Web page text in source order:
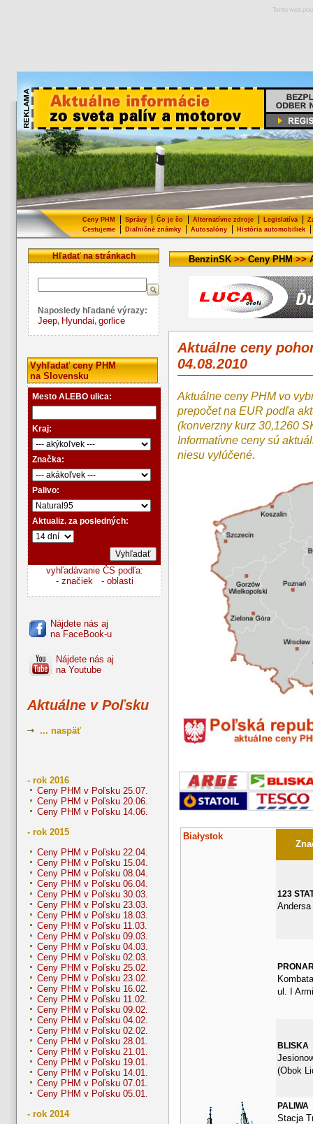
Tento web
Ceny PHM Správy Čo je čo Alternatívne zdroje Legislatíva
Cestujeme| Diaľničné známky| Autosalóny| História automobiliek|
Hľadať na stránkach
Naposledy hľadané výrazy:
Jeep, Hyundai, gorlice
Vyhľadať ceny PHM
na Slovensku
Mesto ALEBO ulica:
Kraj:
Značka:
Palivo:
Aktualiz. za posledných:
vyhľadávanie ČS podľa:
- značiek
- oblasti
Nájdete nás aj
na FaceBook-u
Nájdete nás aj
na Youtube
Aktuálne v Poľsku
... naspäť
- rok 2016
Ceny PHM v Poľsku 25.07.
Ceny PHM v Poľsku 20.06.
Ceny PHM v Poľsku 14.06.
- rok 2015
Ceny PHM v Poľsku 22.04.
Ceny PHM v Poľsku 15.04.
Ceny PHM v Poľsku 08.04.
Ceny PHM v Poľsku 06.04.
Ceny PHM v Poľsku 30.03.
Ceny PHM v Poľsku 23.03.
Ceny PHM v Poľsku 18.03.
Ceny PHM v Poľsku 11.03.
Ceny PHM v Poľsku 09.03.
Ceny PHM v Poľsku 04.03.
Ceny PHM v Poľsku 02.03.
Ceny PHM v Poľsku 25.02.
Ceny PHM v Poľsku 23.02.
Ceny PHM v Poľsku 16.02.
Ceny PHM v Poľsku 11.02.
Ceny PHM v Poľsku 09.02.
Ceny PHM v Poľsku 04.02.
Ceny PHM v Poľsku 02.02.
Ceny PHM v Poľsku 28.01.
Ceny PHM v Poľsku 21.01.
Ceny PHM v Poľsku 19.01.
Ceny PHM v Poľsku 14.01.
Ceny PHM v Poľsku 07.01.
Ceny PHM v Poľsku 05.01.
- rok 2014
BenzinSK>>Ceny PHM>>
Aktuálne ceny
04.08.2010
Aktuálne ceny PHM vo
prepočet na EUR podľa
(konverzny kurz 30,1260
Informatívne ceny sú
niesu vylúčené.
Białystok
123
Andersa
ul. I
BLISKA
(Obok
PALIWA
Stacja